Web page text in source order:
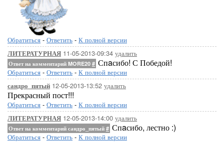
Обратиться - Ответить - К полной версии
ЛИТЕРАТУРНАЯ 11-05-2013-09:34 удалить
Ответ на комментарий MORE20 # Спaсибо! С Победой!
Обратиться - Ответить - К полной версии
сандро_пятый 12-05-2013-13:52 удалить
Прекрасный пост!!!
Обратиться - Ответить - К полной версии
ЛИТЕРАТУРНАЯ 12-05-2013-14:00 удалить
Ответ на комментарий сандро_пятый # Спaсибо, лестно :)
Обратиться - Ответить - К полной версии